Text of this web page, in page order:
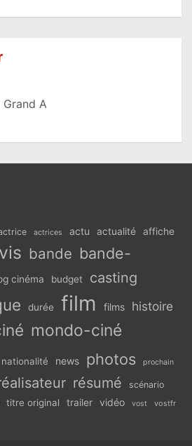
A
actrices actu actualité affiche
bande bande-
cinéma budget casting
durée film films histoire
mondo-ciné
nationalité news photos prochain
résumé scénario
titre original trailer vidéo vost vostfr